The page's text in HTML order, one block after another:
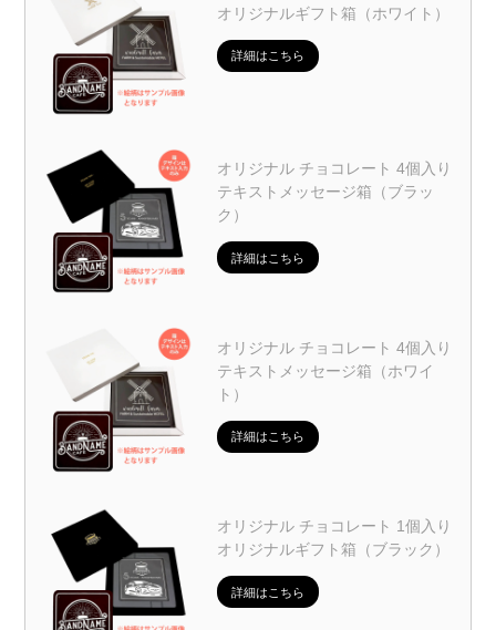
オリジナルギフト箱（ホワイト）
詳細はこちら
オリジナル チョコレート 4個入り
テキストメッセージ箱（ブラッ
ク）
詳細はこちら
オリジナル チョコレート 4個入り
テキストメッセージ箱（ホワイ
ト）
詳細はこちら
オリジナル チョコレート 1個入り
オリジナルギフト箱（ブラック）
詳細はこちら